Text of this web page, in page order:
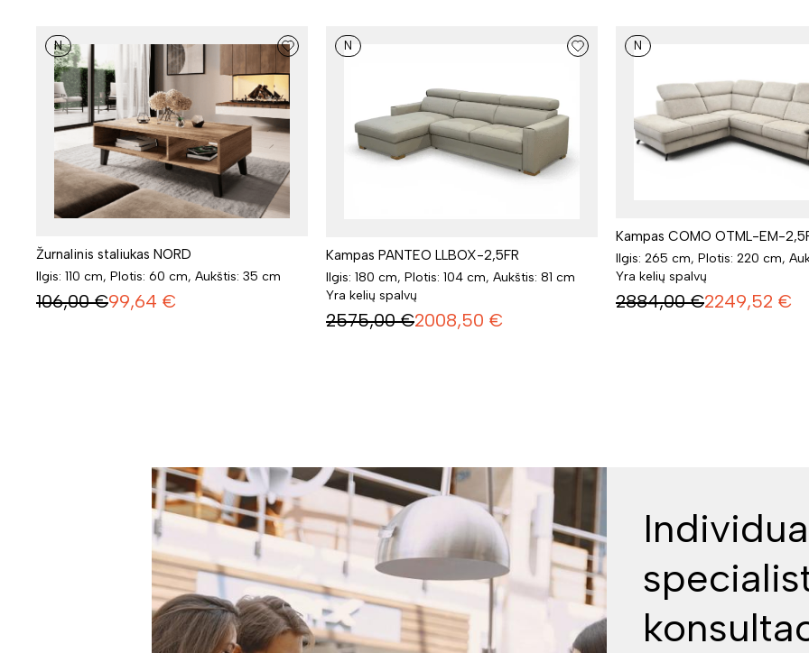
N
Žurnalinis staliukas NORD
Ilgis: 110 cm, Plotis: 60 cm, Aukštis: 35 cm
106,00 €99,64 €
N
Kampas PANTEO LLBOX-2,5FR
Ilgis: 180 cm, Plotis: 104 cm, Aukštis: 81 cm
Yra kelių spalvų
2575,00 €2008,50 €
N
Kampas COMO OTML-EM-
Ilgis: 265 cm, Plotis: 220 cm,
Yra kelių spalvų
2884,00 €2249,52 €